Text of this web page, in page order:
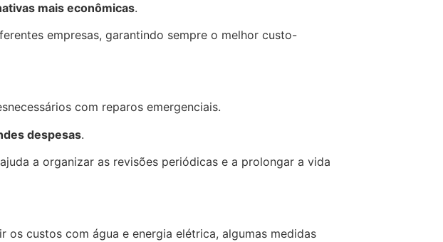
mais econômicas.
empresas, garantindo sempre o melhor custo-
com reparos emergenciais.
despesas.
a organizar as revisões periódicas e a prolongar a vida
custos com água e energia elétrica, algumas medidas